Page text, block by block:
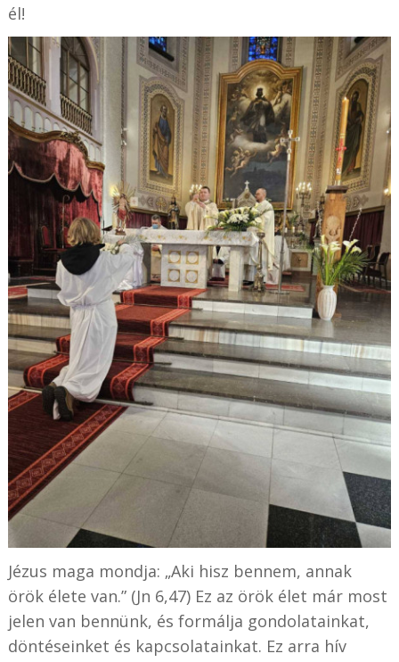
él!
Jézus maga mondja: „Aki hisz bennem, annak
örök élete van.” (Jn 6,47) Ez az örök élet már most
jelen van bennünk, és formálja gondolatainkat,
döntéseinket és kapcsolatainkat. Ez arra hív